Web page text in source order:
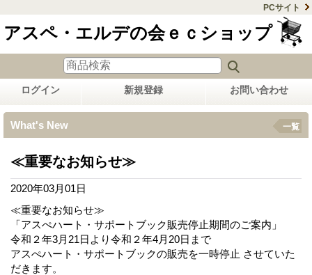
PCサイト
アスペ・エルデの会ｅｃショップ
ログイン 新規登録 お問い合わせ
What's New 一覧
≪重要なお知らせ≫
2020年03月01日
≪重要なお知らせ≫
「アスぺハート・サポートブック販売停止期間のご案内」
令和２年3月21日より令和２年4月20日まで
アスぺハート・サポートブックの販売を一時停止 させていた
だきます。